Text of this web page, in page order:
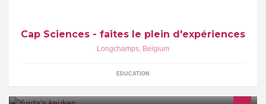
Cap Sciences - faites le plein d'expériences
Longchamps, Belgium
EDUCATION